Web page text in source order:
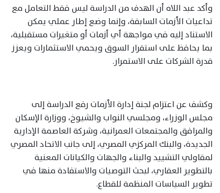
وأكد عبد اللاه أن الهدف من الدراسة ليس فقط التعامل مع
تداعيات الأزمات السابقة، وإنما وضع إطار عملي يمكن
الاستناد إليه في مواجهة أي أزمات أو متغيرات مستقبلية،
بما يحافظ على استقرار السوق ويحمي الاستثمارات ويعزز
قدرة الشركات على الاستمرار.
وكشف عن اعتزام لجنة إدارة الأزمات رفع الدراسة إلى
مجلس الوزراء، ومجلسي النواب والشيوخ، ووزارة الإسكان
والمرافق والمجتمعات العمرانية، وشركة العاصمة الإدارية
الجديدة، والبنك المركزي المصري، إلى جانب الاتحاد المصري
لمقاولي التشييد والبناء والجهات والكيانات المعنية
بالتطوير العقاري، لبحث التوصيات والاستفادة منها في
تطوير السياسات المنظمة للقطاع.